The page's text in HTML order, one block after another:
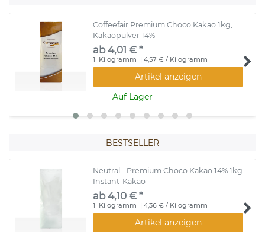
Coffeefair Premium Choco Kakao 1kg,
Kakaopulver 14%
ab 4,01 € *
1 Kilogramm | 4,57 € / Kilogramm
Artikel anzeigen
Auf Lager
BESTSELLER
Neutral - Premium Choco Kakao 14% 1kg
Instant-Kakao
ab 4,10 € *
1 Kilogramm | 4,36 € / Kilogramm
Artikel anzeigen